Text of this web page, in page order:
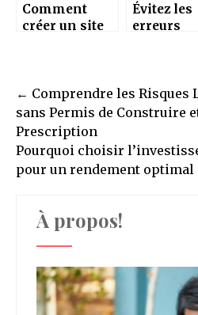
Comment
créer un site
vos astuces et
conseils
Évitez les
erreurs
conseil
juridique
gratuit :
savoir
2025
Post
navigation
← Comprendre les Risques
sans Permis de Construire
Prescription
Pourquoi choisir
pour un rendement optimal
À propos!